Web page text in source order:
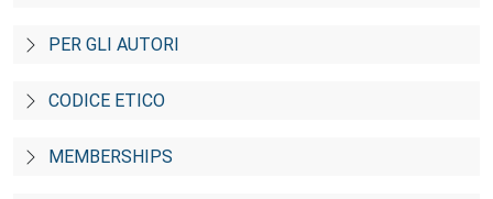
PER GLI AUTORI
CODICE ETICO
MEMBERSHIPS